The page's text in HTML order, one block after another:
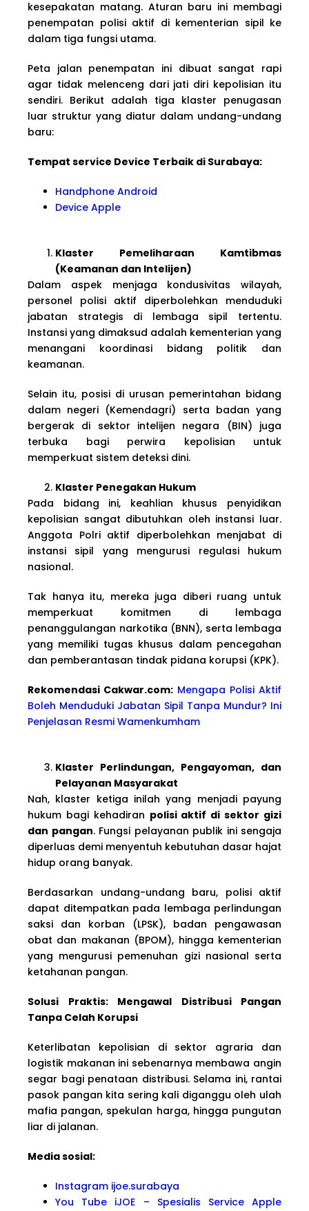
kesepakatan matang. Aturan baru ini membagi
penempatan polisi aktif di kementerian sipil ke
dalam tiga fungsi utama.
Peta jalan penempatan ini dibuat sangat rapi
agar tidak melenceng dari jati diri kepolisian itu
sendiri. Berikut adalah tiga klaster penugasan
luar struktur yang diatur dalam undang-undang
baru:
Tempat service Device Terbaik di Surabaya:
Handphone Android
Device Apple
Klaster Pemeliharaan Kamtibmas
(Keamanan dan Intelijen)
Dalam aspek menjaga kondusivitas wilayah,
personel polisi aktif diperbolehkan menduduki
jabatan strategis di lembaga sipil tertentu.
Instansi yang dimaksud adalah kementerian yang
menangani koordinasi bidang politik dan
keamanan.
Selain itu, posisi di urusan pemerintahan bidang
dalam negeri (Kemendagri) serta badan yang
bergerak di sektor intelijen negara (BIN) juga
terbuka bagi perwira kepolisian untuk
memperkuat sistem deteksi dini.
Klaster Penegakan Hukum
Pada bidang ini, keahlian khusus penyidikan
kepolisian sangat dibutuhkan oleh instansi luar.
Anggota Polri aktif diperbolehkan menjabat di
instansi sipil yang mengurusi regulasi hukum
nasional.
Tak hanya itu, mereka juga diberi ruang untuk
memperkuat komitmen di lembaga
penanggulangan narkotika (BNN), serta lembaga
yang memiliki tugas khusus dalam pencegahan
dan pemberantasan tindak pidana korupsi (KPK).
Rekomendasi Cakwar.com: Mengapa Polisi Aktif
Boleh Menduduki Jabatan Sipil Tanpa Mundur? Ini
Penjelasan Resmi Wamenkumham
Klaster Perlindungan, Pengayoman, dan
Pelayanan Masyarakat
Nah, klaster ketiga inilah yang menjadi payung
hukum bagi kehadiran polisi aktif di sektor gizi
dan pangan. Fungsi pelayanan publik ini sengaja
diperluas demi menyentuh kebutuhan dasar hajat
hidup orang banyak.
Berdasarkan undang-undang baru, polisi aktif
dapat ditempatkan pada lembaga perlindungan
saksi dan korban (LPSK), badan pengawasan
obat dan makanan (BPOM), hingga kementerian
yang mengurusi pemenuhan gizi nasional serta
ketahanan pangan.
Solusi Praktis: Mengawal Distribusi Pangan
Tanpa Celah Korupsi
Keterlibatan kepolisian di sektor agraria dan
logistik makanan ini sebenarnya membawa angin
segar bagi penataan distribusi. Selama ini, rantai
pasok pangan kita sering kali diganggu oleh ulah
mafia pangan, spekulan harga, hingga pungutan
liar di jalanan.
Media sosial:
Instagram ijoe.surabaya
You Tube iJOE – Spesialis Service Apple